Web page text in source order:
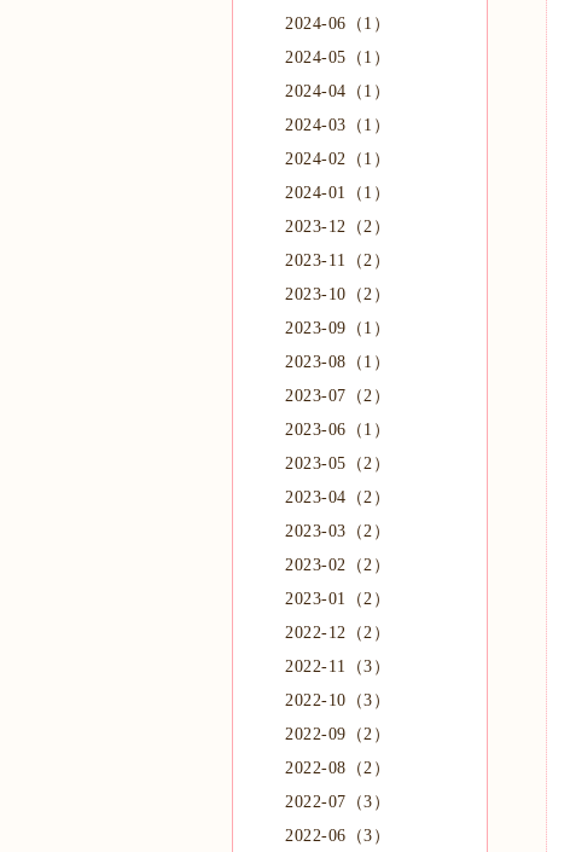
2024-06（1）
2024-05（1）
2024-04（1）
2024-03（1）
2024-02（1）
2024-01（1）
2023-12（2）
2023-11（2）
2023-10（2）
2023-09（1）
2023-08（1）
2023-07（2）
2023-06（1）
2023-05（2）
2023-04（2）
2023-03（2）
2023-02（2）
2023-01（2）
2022-12（2）
2022-11（3）
2022-10（3）
2022-09（2）
2022-08（2）
2022-07（3）
2022-06（3）